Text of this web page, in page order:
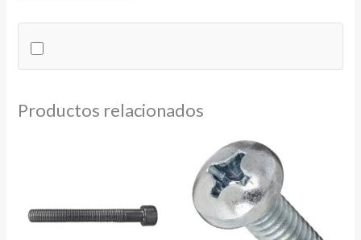
1/4
cantidad
Productos relacionados